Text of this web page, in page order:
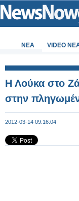
ΝΕΑ VIDEO
Η Λούκα στο
στην
2012-03-14 09:16:04